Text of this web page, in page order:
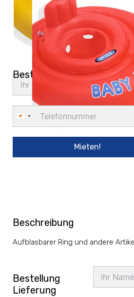
Bestellung Lieferung
Cyprus
+357
Mieten!
Beschreibung
Aufblasbarer Ring und andere
Bestellung
Lieferung